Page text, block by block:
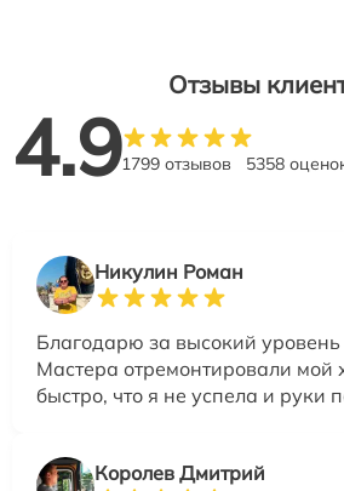
Отзывы
4.91799 отзывов 5358
Никулин Роман
Благодарю за высокий уровень
Мастера отремонтировали мой
быстро, что я не успела и руки
Королев Дмитрий